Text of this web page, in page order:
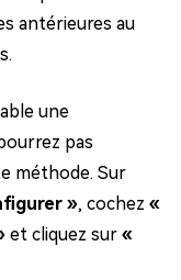
antérieures au
une
pas
méthode. Sur
», cochez «
et cliquez sur «